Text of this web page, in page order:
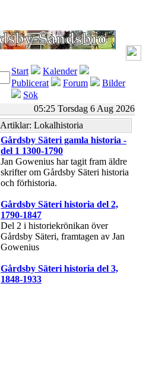
Start
Kalender
Publicerat
Forum
Bilder
Sök
05:25 Torsdag 6 Aug 2026
Artiklar: Lokalhistoria
Gårdsby Säteri gamla historia -
del 1 1300-1790
Jan Gowenius har tagit fram äldre
skrifter om Gårdsby Säteri historia
och förhistoria.
Gårdsby Säteri historia del 2,
1790-1847
Del 2 i historiekrönikan över
Gårdsby Säteri, framtagen av Jan
Gowenius
Gårdsby Säteri historia del 3,
1848-1933